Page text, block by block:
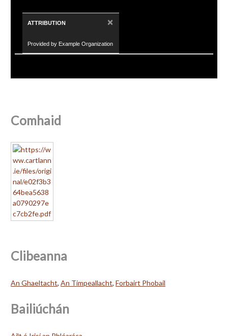
ATTRIBUTION ×
Provided by Example Organization
Comhaid
Clibeanna
An Ghaeltacht, An Timpeallacht, Forbairt Phobail
Bailiúchán